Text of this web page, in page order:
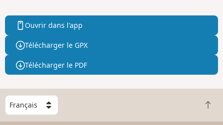
Ouvrir dans l'app
Télécharger le GPX
Télécharger le PDF
C
h
o
R
e